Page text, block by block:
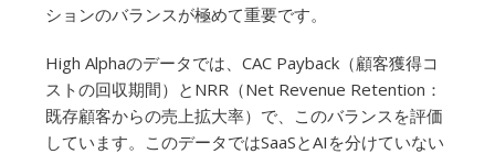
ションのバランスが極めて重要です。
High Alphaのデータでは、CAC Payback（顧客獲得コ
ストの回収期間）とNRR（Net Revenue Retention：
既存顧客からの売上拡大率）で、このバランスを評価
しています。このデータではSaaSとAIを分けていない